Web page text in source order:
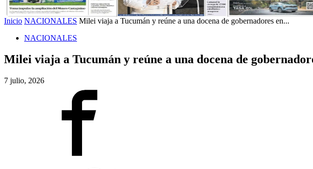
Inicio NACIONALES Milei viaja a Tucumán y reúne a una docena de gobernadores en...
NACIONALES
Milei viaja a Tucumán y reúne a una docena de
7 julio, 2026